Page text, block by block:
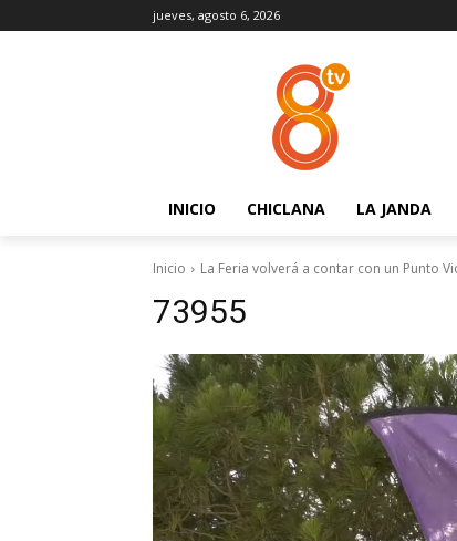
jueves, agosto 6, 2026
INICIO CHICLANA LA JANDA
Inicio La Feria volverá a contar con un Punto
73955